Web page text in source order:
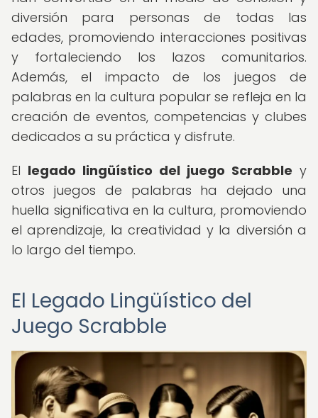
diversión para personas de todas las
edades, promoviendo interacciones positivas
y fortaleciendo los lazos comunitarios.
Además, el impacto de los juegos de
palabras en la cultura popular se refleja en la
creación de eventos, competencias y clubes
dedicados a su práctica y disfrute.
El legado lingüístico del juego Scrabble y
otros juegos de palabras ha dejado una
huella significativa en la cultura, promoviendo
el aprendizaje, la creatividad y la diversión a
lo largo del tiempo.
El Legado Lingüístico del
Juego Scrabble